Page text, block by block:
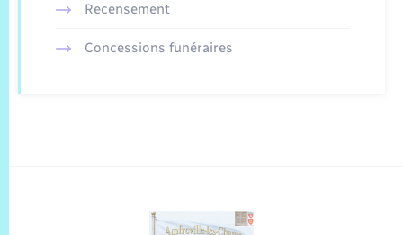
Recensement
Concessions funéraires